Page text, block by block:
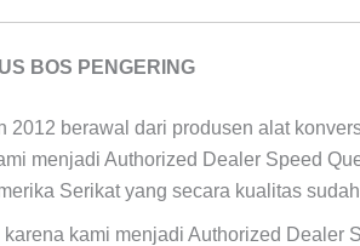
BOS PENGERING
2012 berawal dari produsen alat
menjadi Authorized Dealer Speed
Serikat yang secara kualitas
karena kami menjadi Authorized Dealer